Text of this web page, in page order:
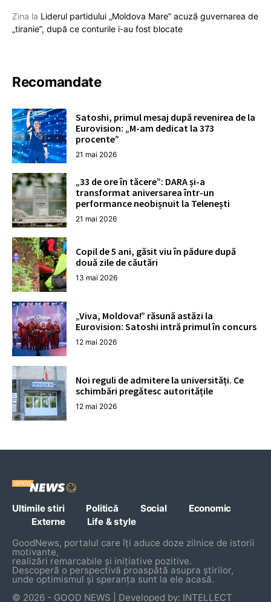
Zina la Liderul partidului „Moldova Mare” acuză guvernarea de
„tiranie”, după ce conturile i-au fost blocate
Recomandate
Satoshi, primul mesaj după revenirea de la
Eurovision: „M-am dedicat la 373
procente”
21 mai 2026
„33 de ore în tăcere”: DARA și-a
transformat aniversarea într-un
performance neobișnuit la Telenești
21 mai 2026
Copil de 5 ani, găsit viu în pădure după
două zile de căutări
13 mai 2026
„Viva, Moldova!” răsună astăzi la
Eurovision: Satoshi intră primul în concurs
12 mai 2026
Noi reguli de admitere la universități. Ce
schimbări pregătesc autoritățile
12 mai 2026
Ultimile stiri Politică Social
Economic
Externe
Life & style
GoodNews, portalul care îți aduce doze zilnice de istorii
motivante,
realizări remarcabile și inițiative pozitive.
Descoperă o perspectivă proaspătă asupra știrilor,
unde optimismul și speranța sunt la ele acasă.
© 2026 - GOOD NEWS | Developed by: INTELLECT